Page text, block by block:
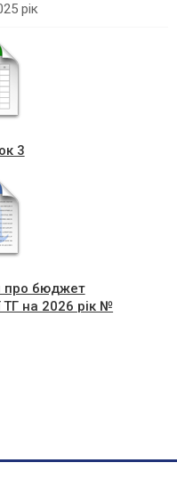
рік
3
про бюджет
ТГ на 2026 рік №